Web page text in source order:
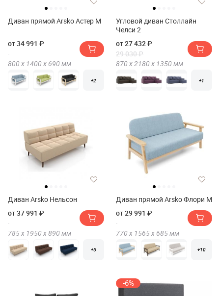
Диван прямой Arsko Астер М
от 34 991 ₽
800 х 1400 х 690 мм
+2
Угловой диван Столлайн
Челси 2
от 27 432 ₽
29 030 ₽
870 х2180 х 1350 мм
+1
Диван Arsko Нельсон
от 37 991 ₽
785 х 1950 х890 мм
+5
Диван прямой Arsko Флори М
от 29 991 ₽
770 х 1565 х 685мм
+10
-6%